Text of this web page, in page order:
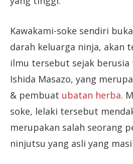
Kawakami-soke sendiri
darah keluarga ninja, akan
ilmu tersebut sejak
Ishida Masazo, yang
& pembuat ubatan herba.
soke, lelaki tersebut
merupakan salah seorang
ninjutsu yang asli yang